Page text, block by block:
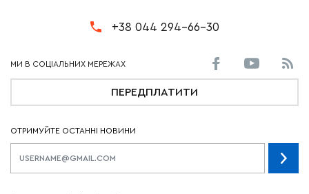
+38 044 294-66-30
ПЕРЕДПЛАТИТИ
ОТРИМУЙТЕ ОСТАННІ НОВИНИ